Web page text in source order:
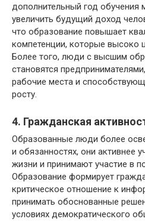
дополнительный год обучения
увеличить будущий доход
что образование повышает
компетенции, которые высоко
Более того, люди с высшим
становятся
рабочие места и
росту.
4. Гражданская
Образованные люди более
и обязанностях, они активнее
жизни и принимают участие в
Образование формирует
критическое отношение к
принимать обоснованные
условиях демократического